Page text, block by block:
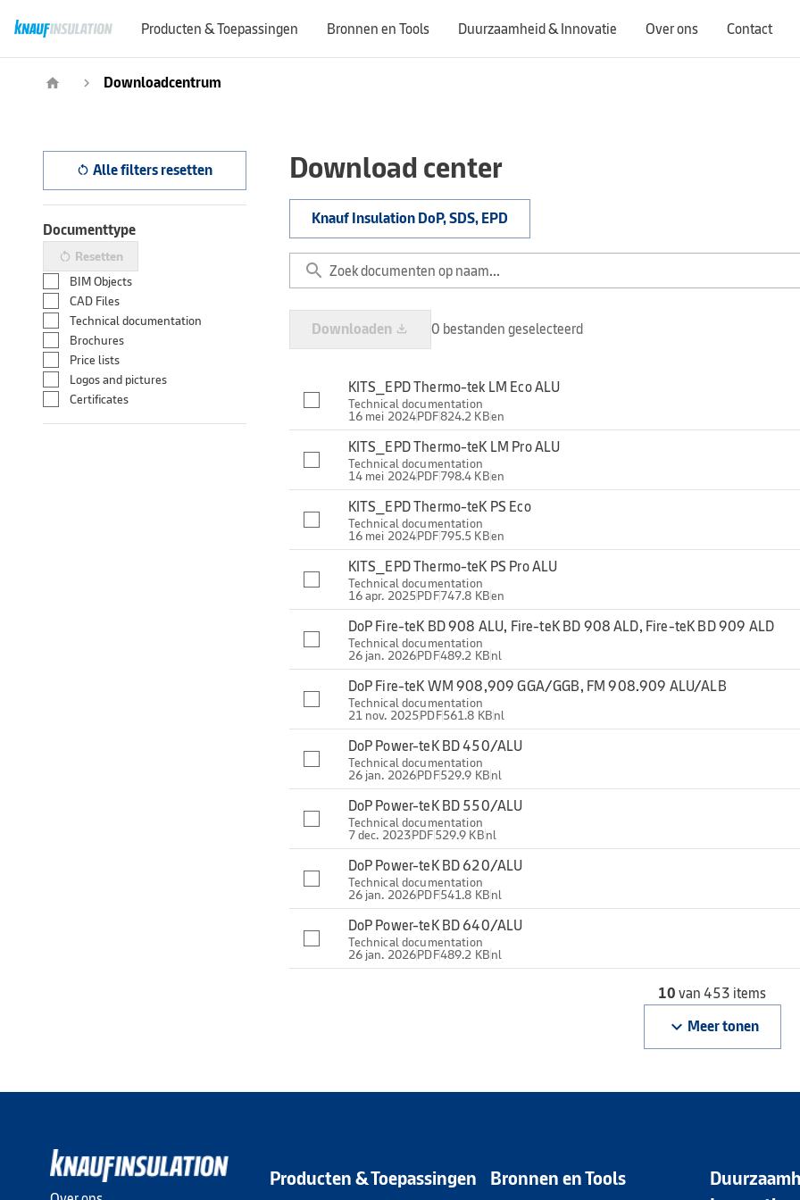
Producten & Toepassingen Bronnen en Tools Duurzaamheid & Innovatie Over ons Contact
home navigate_next Downloadcentrum
restart_alt Alle filters resetten
Documenttype
restart_alt Resetten
BIM Objects
CAD Files
Technical documentation
Brochures
Price lists
Logos and pictures
Certificates
Download center
Knauf Insulation DoP, SDS, EPD
search
Downloaden file_download 0 bestanden geselecteerd
KITS_EPD Thermo-tek LM Eco ALU
Technical documentation
16 mei 2024PDF824.2 KBen
KITS_EPD Thermo-teK LM Pro ALU
Technical documentation
14 mei 2024PDF798.4 KBen
KITS_EPD Thermo-teK PS Eco
Technical documentation
16 mei 2024PDF795.5 KBen
KITS_EPD Thermo-teK PS Pro ALU
Technical documentation
16 apr. 2025PDF747.8 KBen
DoP Fire-teK BD 908 ALU, Fire-teK BD 908 ALD, Fire-teK BD 909 ALD
Technical documentation
26 jan. 2026PDF489.2 KBnl
DoP Fire-teK WM 908,909 GGA/GGB, FM 908.909 ALU/ALB
Technical documentation
21 nov. 2025PDF561.8 KBnl
DoP Power-teK BD 450/ALU
Technical documentation
26 jan. 2026PDF529.9 KBnl
DoP Power-teK BD 550/ALU
Technical documentation
7 dec. 2023PDF529.9 KBnl
DoP Power-teK BD 620/ALU
Technical documentation
26 jan. 2026PDF541.8 KBnl
DoP Power-teK BD 640/ALU
Technical documentation
26 jan. 2026PDF489.2 KBnl
10van 453 items
keyboard_arrow_down Meer tonen
Producten & Toepassingen Bronnen en Tools